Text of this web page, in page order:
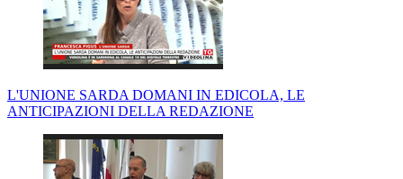
L'UNIONE SARDA DOMANI IN EDICOLA, LE
ANTICIPAZIONI DELLA REDAZIONE